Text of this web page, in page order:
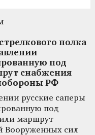
полка
под
снабжения
РФ
русские саперы
под
маршрут
Вооруженных сил